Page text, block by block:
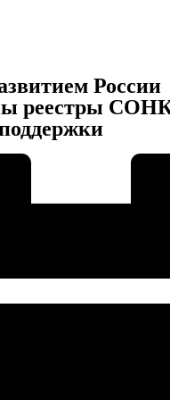
России
реестры